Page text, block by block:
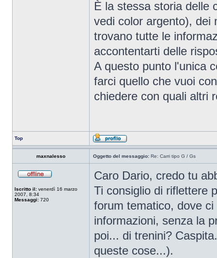
È la stessa storia delle
vedi color argento), dei
trovano tutte le
accontentarti delle
A questo punto l'unica
farci quello che vuoi
chiedere con quali altri
Top
maxnalesso Oggetto del messaggio: Re: Carri tipo G / Gs
Iscritto il: venerdì 16 marzo
2007, 8:34
Messaggi: 720
Caro Dario, credo tu
Ti consiglio di riflettere
forum tematico, dove
informazioni, senza la
poi... di trenini?
queste cose...).